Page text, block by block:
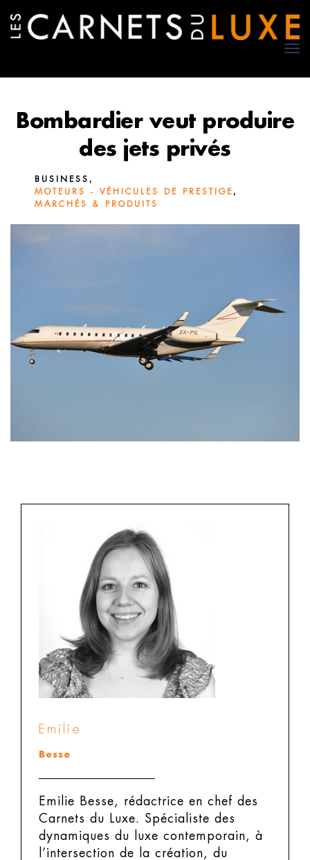
Bombardier veut produire
des jets privés
BUSINESS ,
MOTEURS - VÉHICULES DE PRESTIGE,
MARCHÉS & PRODUITS
Emilie
Besse
Emilie Besse, rédactrice en chef des
Carnets du Luxe.
Spécialiste des
dynamiques du luxe contemporain, à
l’intersection de la création, du